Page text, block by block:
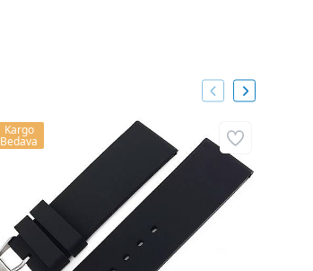
Kargo
Bedava